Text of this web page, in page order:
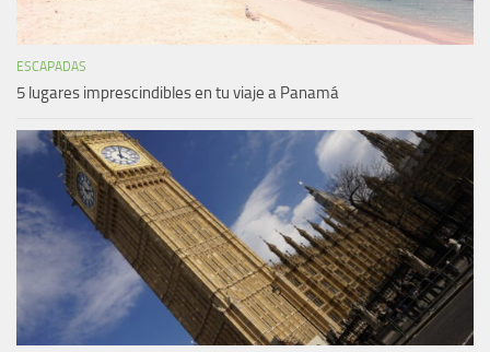
ESCAPADAS
5 lugares imprescindibles en tu viaje a Panamá